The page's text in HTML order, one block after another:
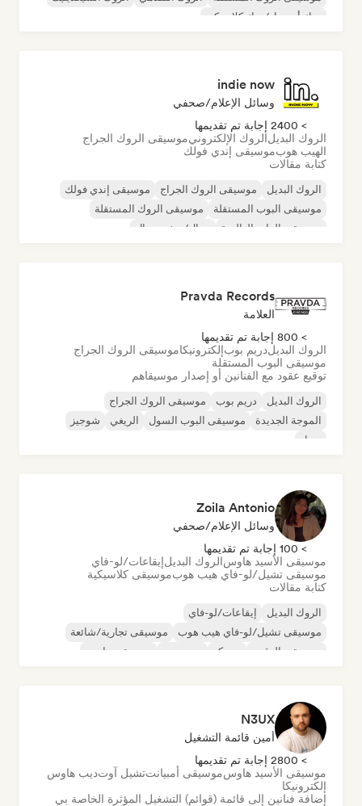
روك أند رول/روك كلاسيكي
indie now
وسائل الإعلام/صحفي
> 2400 إجابة تم تقديمها
الروك البديلالروك الإلكترونيموسيقى الروك الجراج
الهيب هوبموسيقى إندي فولك
كتابة مقالات
الروك البديل موسيقى الروك الجراج
موسيقى إندي فولك
موسيقى البوب المستقلة
موسيقى الروك المستقلة
موسيقى الراب العالمية
ميتال/هيفي ميتال
Pravda Records
العلامة
> 800 إجابة تم تقديمها
الروك البديلدريم بوبإلكترونيكاموسيقى الروك الجراج
موسيقى البوب المستقلة
توقيع عقود مع الفنانين أو إصدار موسيقاهم
الروك البديل دريم بوب
موسيقى الروك الجراج
الموجة الجديدة
موسيقى البوب السول الريغي
شوجيز
سول
Zoila Antonio
وسائل الإعلام/صحفي
> 100 إجابة تم تقديمها
موسيقى الأسيد هاوسالروك البديلإيقاعات/لو-فاي
موسيقى تشيل/لو-فاي هيب هوبموسيقى كلاسيكية
كتابة مقالات
الروك البديل
إيقاعات/لو-فاي
موسيقى تشيل/لو-فاي هيب هوب
موسيقى تجارية/شائعة
موسيقى الرقص
ديسكو موسيقى هاوس
N3UX
أمين قائمة التشغيل
> 2800 إجابة تم تقديمها
موسيقى الأسيد هاوسموسيقى أمبيانتتشيل آوتديب هاوس
إلكترونيكا
إضافة فنانين إلى قائمة (قوائم) التشغيل المؤثرة الخاصة بي